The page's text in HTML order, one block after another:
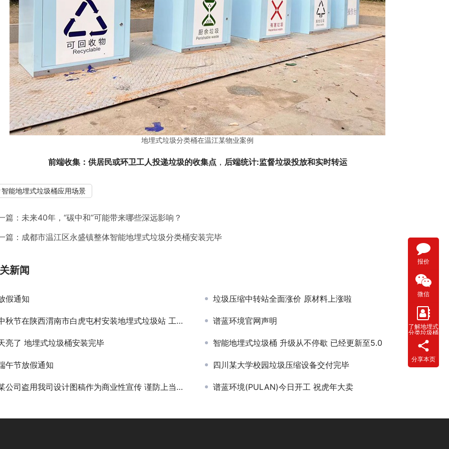
地埋式垃圾分类桶在温江某物业案例
前端收集：供居民或环卫工人投递垃圾的收集点 ， 后端统计:监督垃圾投放和实时转运
智能地埋式垃圾桶应用场景
篇： 未来40年，“碳中和”可能带来哪些深远影响？
篇： 成都市温江区永盛镇整体智能地埋式垃圾分类桶安装完毕
新闻
假通知 垃圾压缩中转站全面涨价 原材料上涨啦
秋节在陕西渭南市白虎屯村安装地埋式垃圾站 工作中过节 谱蓝环境官网声明
亮了 地埋式垃圾桶安装完毕 智能地埋式垃圾桶 升级从不停歇 已经更新至5.0
午节放假通知 四川某大学校园垃圾压缩设备交付完毕
公司盗用我司设计图稿作为商业性宣传 谨防上当受骗 谱蓝环境(PULAN)今日开工 祝虎年大卖
报价
微信
了解地埋式
分类垃圾桶
分享本页